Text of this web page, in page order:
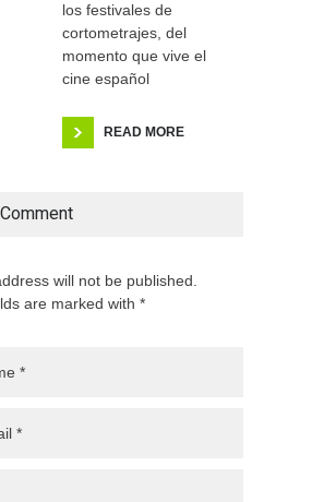
los festivales de
cortometrajes, del
momento que vive el
cine español
READ MORE
will not be published.
are marked with *